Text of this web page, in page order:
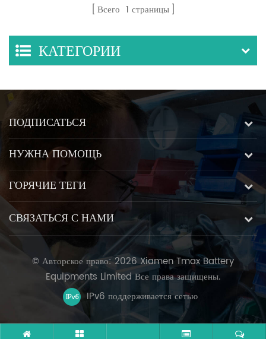
диффузионным насосом
Всего 1 страницы
КАТЕГОРИИ
ПОДПИСАТЬСЯ
НУЖНА ПОМОЩЬ
ГОРЯЧИЕ ТЕГИ
СВЯЗАТЬСЯ С НАМИ
© Авторское право: 2026 Xiamen Tmax Battery
Equipments Limited Все права защищены.
IPv6 поддерживается сетью